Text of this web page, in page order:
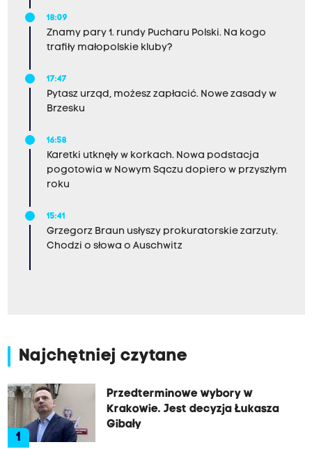
18:09
Znamy pary 1. rundy Pucharu Polski. Na kogo
trafiły małopolskie kluby?
17:47
Pytasz urząd, możesz zapłacić. Nowe zasady w
Brzesku
16:58
Karetki utknęły w korkach. Nowa podstacja
pogotowia w Nowym Sączu dopiero w przyszłym
roku
15:41
Grzegorz Braun usłyszy prokuratorskie zarzuty.
Chodzi o słowa o Auschwitz
Najchętniej czytane
1
Przedterminowe wybory w
Krakowie. Jest decyzja Łukasza
Gibały